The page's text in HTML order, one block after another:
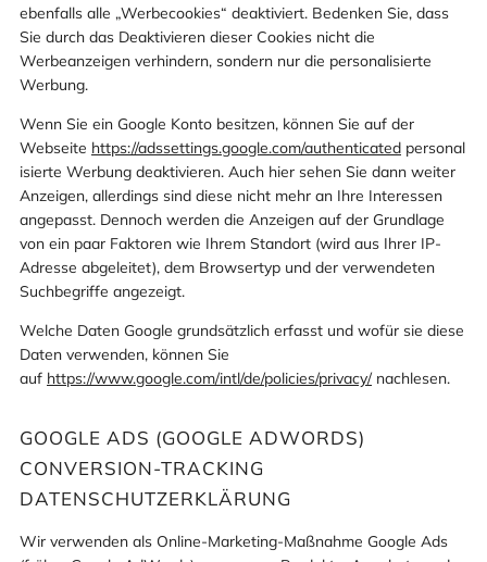
ebenfalls alle „Werbecookies“ deaktiviert. Bedenken Sie, dass
Sie durch das Deaktivieren dieser Cookies nicht die
Werbeanzeigen verhindern, sondern nur die personalisierte
Werbung.
Wenn Sie ein Google Konto besitzen, können Sie auf der
Webseite https://adssettings.google.com/authenticated personal
isierte Werbung deaktivieren. Auch hier sehen Sie dann weiter
Anzeigen, allerdings sind diese nicht mehr an Ihre Interessen
angepasst. Dennoch werden die Anzeigen auf der Grundlage
von ein paar Faktoren wie Ihrem Standort (wird aus Ihrer IP-
Adresse abgeleitet), dem Browsertyp und der verwendeten
Suchbegriffe angezeigt.
Welche Daten Google grundsätzlich erfasst und wofür sie diese
Daten verwenden, können Sie
auf https://www.google.com/intl/de/policies/privacy/nachlesen.
GOOGLE ADS (GOOGLE ADWORDS)
CONVERSION-TRACKING
DATENSCHUTZERKLÄRUNG
Wir verwenden als Online-Marketing-Maßnahme Google Ads